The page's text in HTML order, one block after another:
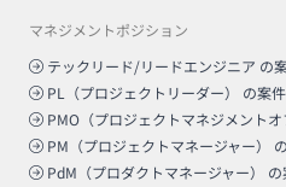
マネジメントポジション
テックリード/リードエンジニア の
PL（プロジェクトリーダー）
の案
PMO（プロジェクトマネジメントオ
PM（プロジェクトマネージャー）
PdM（プロダクトマネージャー）